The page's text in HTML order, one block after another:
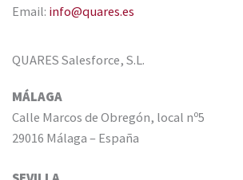
Email: info@quares.es
QUARES Salesforce, S.L.
MÁLAGA
Calle Marcos de Obregón, local nº5
29016 Málaga – España